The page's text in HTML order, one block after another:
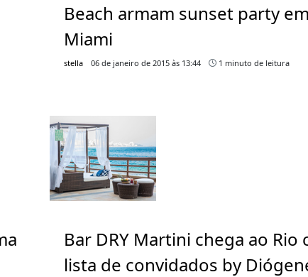
Beach armam sunset party
Miami
stella 06 de janeiro de 2015 às 13:44 1 minuto de leitura
Bar DRY Martini chega ao Rio
lista de convidados by